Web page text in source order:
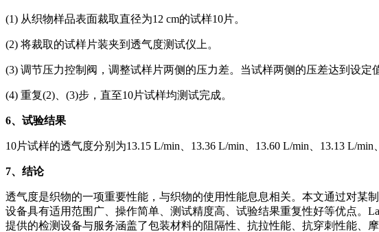
(1) 从织物样品表面裁取直径为12 cm的试样10片。
(2) 将裁取的试样片装夹到透气度测试仪上。
(3) 调节压力控制阀，调整试样片两侧的压力差。当试样两侧的压差达到设
(4) 重复(2)、(3)步，直至10片试样均测试完成。
6、试验结果
10片试样的透气度分别为13.15 L/min、13.36 L/min、13.60 L/min、13.13 L/
7、结论
透气度是织物的一项重要性能，与织物的使用性能息息相关。本文通过对
设备具有适用范围广、操作简单、测试精度高、试验结果重复性好等优点。
提供的检测设备与服务涵盖了包装材料的阻隔性、抗拉性能、抗穿刺性能、